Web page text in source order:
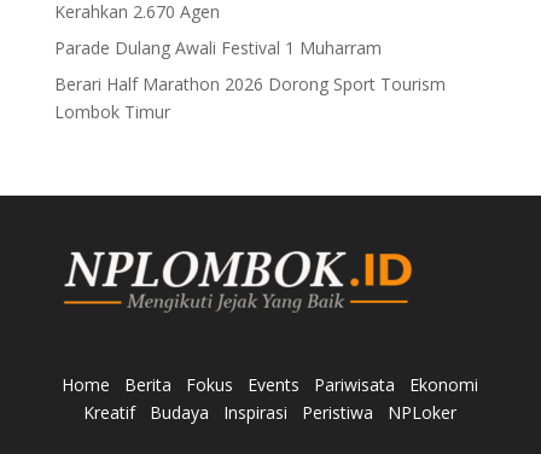
Kerahkan 2.670 Agen
Parade Dulang Awali Festival 1 Muharram
Berari Half Marathon 2026 Dorong Sport Tourism
Lombok Timur
Home Berita Fokus Events Pariwisata
Ekonomi
Kreatif
Budaya Inspirasi Peristiwa NPLoker